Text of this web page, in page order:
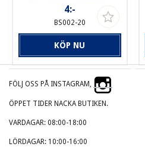
4:-
BS002-20
KÖP NU
FÖLJ OSS PÅ INSTAGRAM,
ÖPPET TIDER NACKA BUTIKEN.
VARDAGAR: 08:00-18:00
LÖRDAGAR: 10:00-16:00